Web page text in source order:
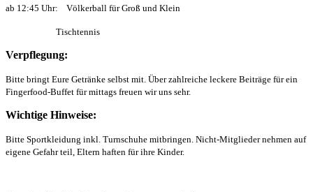
ab 12:45 Uhr: Völkerball für Groß und Klein
Tischtennis
Verpflegung:
Bitte bringt Eure Getränke selbst mit. Über zahlreiche leckere Beiträge für ein
Fingerfood-Buffet für mittags freuen wir uns sehr.
Wichtige Hinweise:
Bitte Sportkleidung inkl. Turnschuhe mitbringen. Nicht-Mitglieder nehmen auf
eigene Gefahr teil, Eltern haften für ihre Kinder.